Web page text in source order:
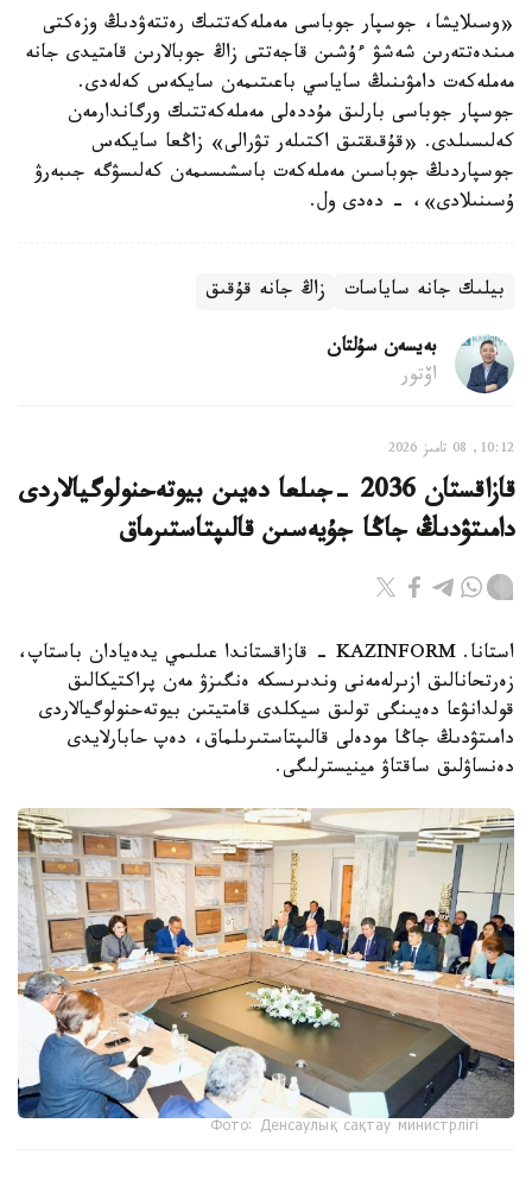
«وسىلايشا، جوسپار جوباسى مەملەكەتتىك رەتتەۋدىڭ وزەكتى
مىندەتتەرىن شەشۋ ءۇشىن قاجەتتى زاڭ جوبالارىن قامتيدى جانە
مەملەكەت دامۋىنىڭ ساياسي باعىتىمەن سايكەس كەلەدى.
جوسپار جوباسى بارلىق مۇددەلى مەملەكەتتىك ورگاندارمەن
كەلىسىلدى. «قۇقىقتىق اكتىلەر تۋرالى» زاڭعا سايكەس
جوسپاردىڭ جوباسىن مەملەكەت باسشىسىمەن كەلىسۋگە جىبەرۋ
ۇسىنىلادى»، - دەدى ول.
بيلىك جانە ساياسات زاڭ جانە قۇقىق
بەيسەن سۇلتان
اۆتور
10:12, 08 تامىز 2026
قازاقستان 2036 -جىلعا دەيىن بيوتەحنولوگيالاردى
دامىتۋدىڭ جاڭا جۇيەسىن قالىپتاستىرماق
استانا. KAZINFORM - قازاقستاندا عىلىمي يدەيادان باستاپ،
زەرتحانالىق ازىرلەمەنى وندىرىسكە ەنگىزۋ مەن پراكتيكالىق
قولدانۋعا دەيىنگى تولىق سيكلدى قامتيتىن بيوتەحنولوگيالاردى
دامىتۋدىڭ جاڭا مودەلى قالىپتاستىرىلماق، دەپ حابارلايدى
دەنساۋلىق ساقتاۋ مينيسترلىگى.
Фото: Денсаулық сақтау министрлігі